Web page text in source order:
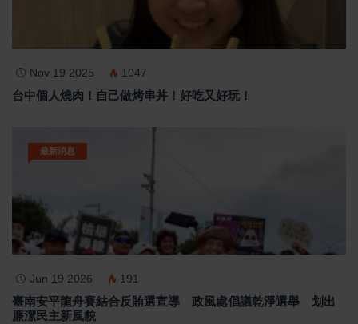
Nov 19 2025 1047
台中個人燒肉！自己做烤串丼！好吃又好玩！
最新消息
Jun 19 2026 191
臺南安平龍舟賽結合反賄選宣導 政風處倡議乾淨選舉 划出
廉潔民主新風貌